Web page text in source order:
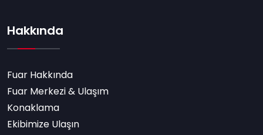
Hakkında
Fuar Hakkında
Fuar Merkezi & Ulaşım
Konaklama
Ekibimize Ulaşın